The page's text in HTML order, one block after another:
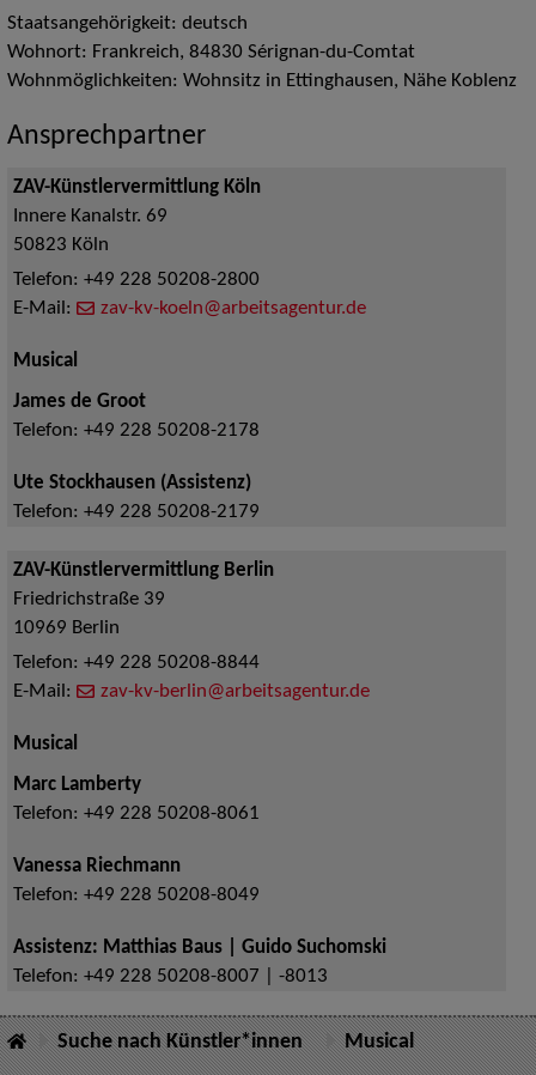
Staatsangehörigkeit: deutsch
Wohnort: Frankreich, 84830 Sérignan-du-Comtat
Wohnmöglichkeiten: Wohnsitz in Ettinghausen, Nähe Koblenz
Ansprechpartner
ZAV-Künstlervermittlung Köln
Innere Kanalstr. 69
50823 Köln
Telefon: +49 228 50208-2800
E-Mail:
zav-kv-koeln@arbeitsagentur.de
Musical
James de Groot
Telefon: +49 228 50208-2178
Ute Stockhausen (Assistenz)
Telefon: +49 228 50208-2179
ZAV-Künstlervermittlung Berlin
Friedrichstraße 39
10969 Berlin
Telefon: +49 228 50208-8844
E-Mail:
zav-kv-berlin@arbeitsagentur.de
Musical
Marc Lamberty
Telefon: +49 228 50208-8061
Vanessa Riechmann
Telefon: +49 228 50208-8049
Assistenz: Matthias Baus | Guido Suchomski
Telefon: +49 228 50208-8007 | -8013
Suche nach Künstler*innen Musical